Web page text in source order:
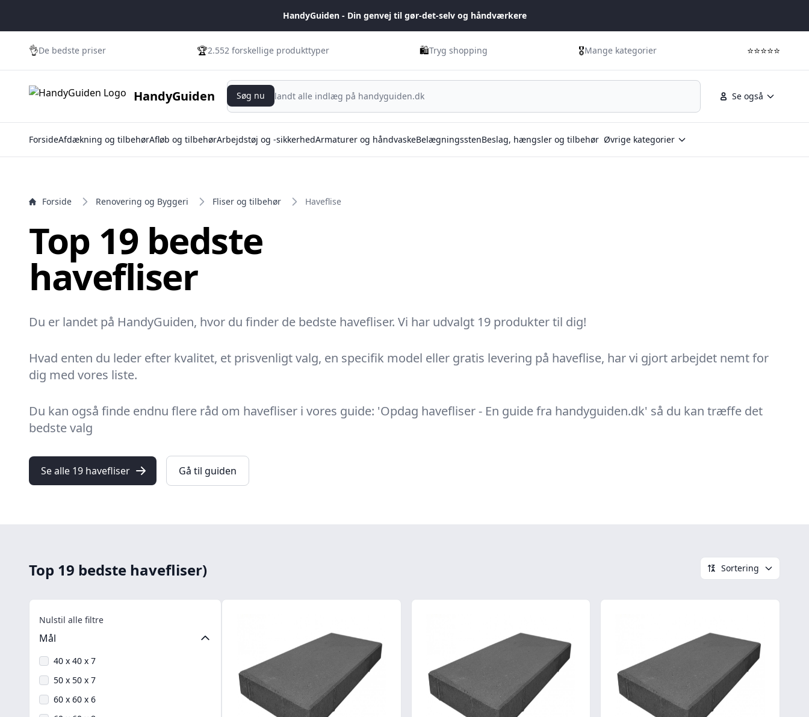
HandyGuiden - Din genvej til gør-det-selv og håndværkere
👌De bedste priser 🏆2.552 forskellige produkttyper 🛍️Tryg shopping 🎖️Mange kategorier ⭐⭐⭐⭐⭐
HandyGuiden Se også
Søg nu
Søg nu
ForsideAfdækning og tilbehørAfløb og tilbehørArbejdstøj og -sikkerhedArmaturer og håndvaskeBelægningsstenBeslag, hængsler og tilbehør Øvrige kategorier
Forside Renovering og Byggeri Fliser og tilbehør Haveflise
Top 19 bedste
havefliser
Du er landet på HandyGuiden, hvor du finder de bedste havefliser. Vi har udvalgt 19 produkter til dig!
Hvad enten du leder efter kvalitet, et prisvenligt valg, en specifik model eller gratis levering på haveflise, har vi gjort arbejdet nemt for
dig med vores liste.
Du kan også finde endnu flere råd om havefliser i vores guide: 'Opdag havefliser - En guide fra handyguiden.dk' så du kan træffe det
bedste valg
Se alle 19 havefliser Gå til guiden
Top 19 bedste havefliser) Sortering
Nulstil alle filtre
Mål
40 x 40 x 7
50 x 50 x 7
60 x 60 x 6